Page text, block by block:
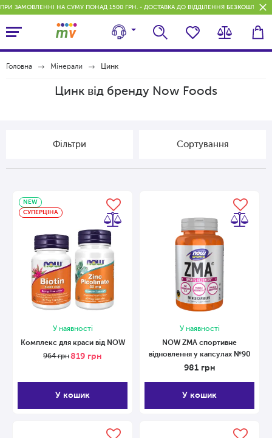
ПРИ ЗАМОВЛЕННІ НА СУМУ ПОНАД 1500 ГРН. - ДОСТАВКА ДО ВІДДІЛЕННЯ
Головна Мінерали Цинк
Цинк від бренду Now Foods
Фільтри Сортування
NEW
СУПЕРЦІНА
У наявності
Комплекс для краси від NOW
964грн819 грн
У кошик
У наявності
NOW ZMA спортивне
відновлення у капсулах №90
981 грн
У кошик